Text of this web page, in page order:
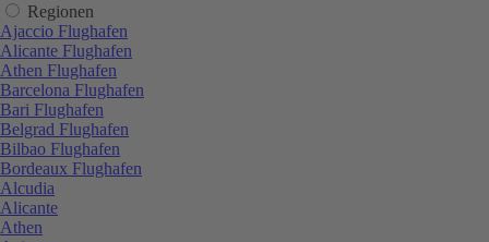
Regionen
Ajaccio Flughafen
Alicante Flughafen
Athen Flughafen
Barcelona Flughafen
Bari Flughafen
Belgrad Flughafen
Bilbao Flughafen
Bordeaux Flughafen
Alcudia
Alicante
Athen